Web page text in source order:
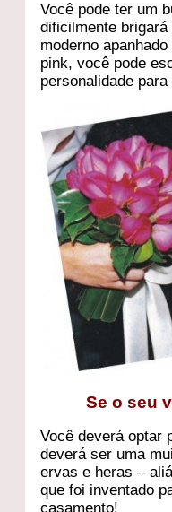
Você pode ter um
dificilmente
moderno
pink, você pode
personalidade
Se o seu
Você deverá optar
deverá ser uma
ervas e heras –
que foi inventado
casamento!